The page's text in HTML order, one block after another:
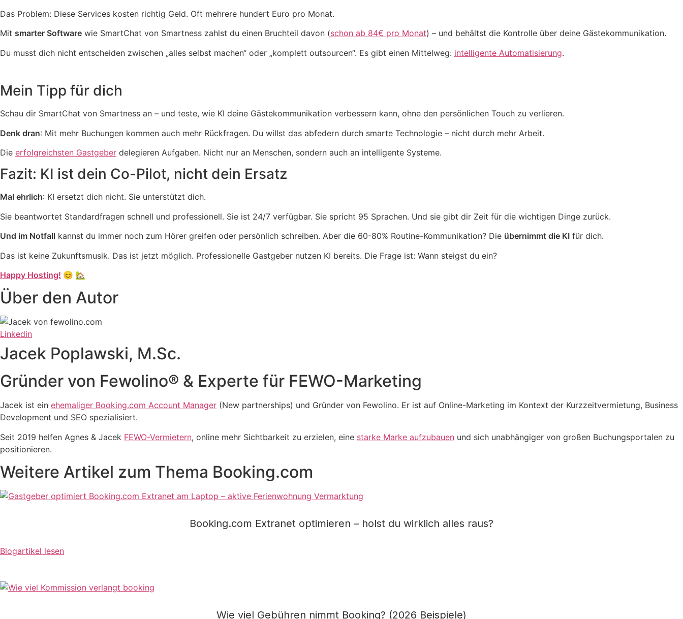
Das Problem: Diese Services kosten richtig Geld. Oft mehrere hundert Euro pro Monat.
Mit smarter Software wie SmartChat von Smartness zahlst du einen Bruchteil davon (schon ab 84€ pro Monat) – und behältst die Kontrolle über deine Gästekommunikation.
Du musst dich nicht entscheiden zwischen „alles selbst machen“ oder „komplett outsourcen“. Es gibt einen Mittelweg: intelligente Automatisierung.
Mein Tipp für dich
Schau dir SmartChat von Smartness an – und teste, wie KI deine Gästekommunikation verbessern kann, ohne den persönlichen Touch zu verlieren.
Denk dran: Mit mehr Buchungen kommen auch mehr Rückfragen. Du willst das abfedern durch smarte Technologie – nicht durch mehr Arbeit.
Die erfolgreichsten Gastgeber delegieren Aufgaben. Nicht nur an Menschen, sondern auch an intelligente Systeme.
Fazit: KI ist dein Co-Pilot, nicht dein Ersatz
Mal ehrlich: KI ersetzt dich nicht. Sie unterstützt dich.
Sie beantwortet Standardfragen schnell und professionell. Sie ist 24/7 verfügbar. Sie spricht 95 Sprachen. Und sie gibt dir Zeit für die wichtigen Dinge zurück.
Und im Notfall kannst du immer noch zum Hörer greifen oder persönlich schreiben. Aber die 60-80% Routine-Kommunikation? Die übernimmt die KI für dich.
Das ist keine Zukunftsmusik. Das ist jetzt möglich. Professionelle Gastgeber nutzen KI bereits. Die Frage ist: Wann steigst du ein?
Happy Hosting! 😊 🏡
Über den Autor
Linkedin
Jacek Poplawski, M.Sc.
Gründer von Fewolino® & Experte für FEWO-Marketing
Jacek ist ein ehemaliger Booking.com Account Manager (New partnerships) und Gründer von Fewolino. Er ist auf Online-Marketing im Kontext der Kurzzeitvermietung, Business
Development und SEO spezialisiert.
Seit 2019 helfen Agnes & Jacek FEWO-Vermietern, online mehr Sichtbarkeit zu erzielen, eine starke Marke aufzubauen und sich unabhängiger von großen Buchungsportalen zu
positionieren.
Weitere Artikel zum Thema Booking.com
Booking.com Extranet optimieren – holst du wirklich alles raus?
Blogartikel lesen
Wie viel Gebühren nimmt Booking? (2026 Beispiele)